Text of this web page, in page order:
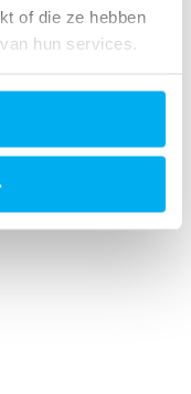
of die ze hebben
hun services.
ACCEPTEERT